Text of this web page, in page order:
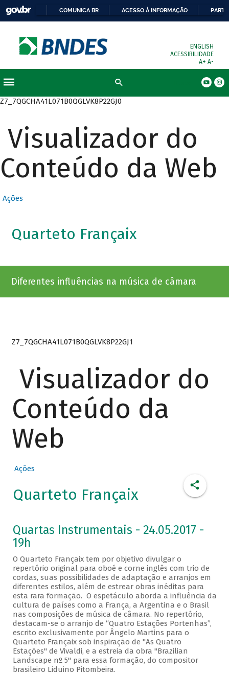
COMUNICA BR ACESSO À INFORMAÇÃO
ENGLISH
ACESSIBILIDADE
A+ A-
Z7_7QGCHA41L071B0QGLVK8P22GJ0
Visualizador do
Conteúdo da Web
Ações
Quarteto Françaix
Diferentes influências na música de câmara
Z7_7QGCHA41L071B0QGLVK8P22GJ1
Visualizador do
Conteúdo da
Web
Ações
Quarteto Françaix
Quartas Instrumentais - 24.05.2017 -
19h
O Quarteto Françaix tem por objetivo divulgar o
repertório original para oboé e corne inglês com trio de
cordas, suas possibilidades de adaptação e arranjos em
diferentes estilos, além de estrear obras inéditas para
esta rara formação. O espetáculo aborda a influência da
cultura de países como a França, a Argentina e o Brasil
nas composições de música de câmara. No repertório,
destacam-se o arranjo de “Quatro Estações Portenhas”,
escrito exclusivamente por Ângelo Martins para o
Quarteto Françaix sob inspiração de "As Quatro
Estações" de Vivaldi, e a estreia da obra "Brazilian
Landscape nº 5" para essa formação, do compositor
brasileiro Liduino Pitombeira.